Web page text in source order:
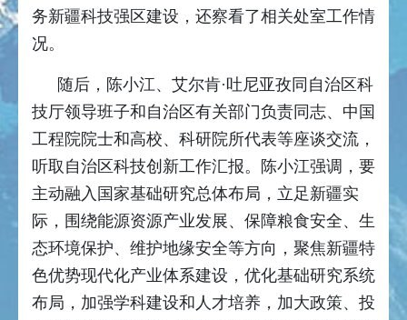
务新疆科技强区建设，还察看了相关处室工作情
况。
随后，陈小江、艾尔肯·吐尼亚孜同自治区科
技厅领导班子和自治区有关部门负责同志、中国
工程院院士和高校、科研院所代表等座谈交流，
听取自治区科技创新工作汇报。陈小江强调，要
主动融入国家基础研究总体布局，立足新疆实
际，围绕能源资源产业发展、保障粮食安全、生
态环境保护、维护地缘安全等方向，聚焦新疆特
色优势现代化产业体系建设，优化基础研究系统
布局，加强学科建设和人才培养，加大政策、投